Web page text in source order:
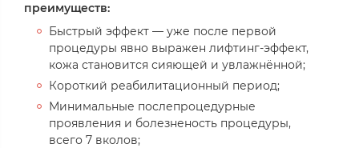
преимуществ:
Быстрый эффект — уже после первой
процедуры явно выражен лифтинг-эффект,
кожа становится сияющей и увлажнённой;
Короткий реабилитационный период;
Минимальные послепроцедурные
проявления и болезненость процедуры,
всего 7 вколов;